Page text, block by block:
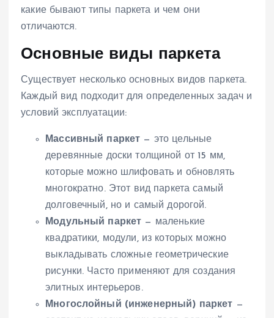
какие бывают типы паркета и чем они
отличаются.
Основные виды паркета
Существует несколько основных видов паркета.
Каждый вид подходит для определенных задач и
условий эксплуатации:
Массивный паркет — это цельные
деревянные доски толщиной от 15 мм,
которые можно шлифовать и обновлять
многократно. Этот вид паркета самый
долговечный, но и самый дорогой.
Модульный паркет — маленькие
квадратики, модули, из которых можно
выкладывать сложные геометрические
рисунки. Часто применяют для создания
элитных интерьеров.
Многослойный (инженерный) паркет —